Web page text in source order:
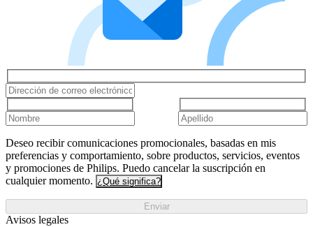
Deseo recibir comunicaciones promocionales, basadas en mis
preferencias y comportamiento, sobre productos, servicios, eventos
y promociones de Philips. Puedo cancelar la suscripción en
cualquier momento. ¿Qué significa?
Enviar
Avisos legales